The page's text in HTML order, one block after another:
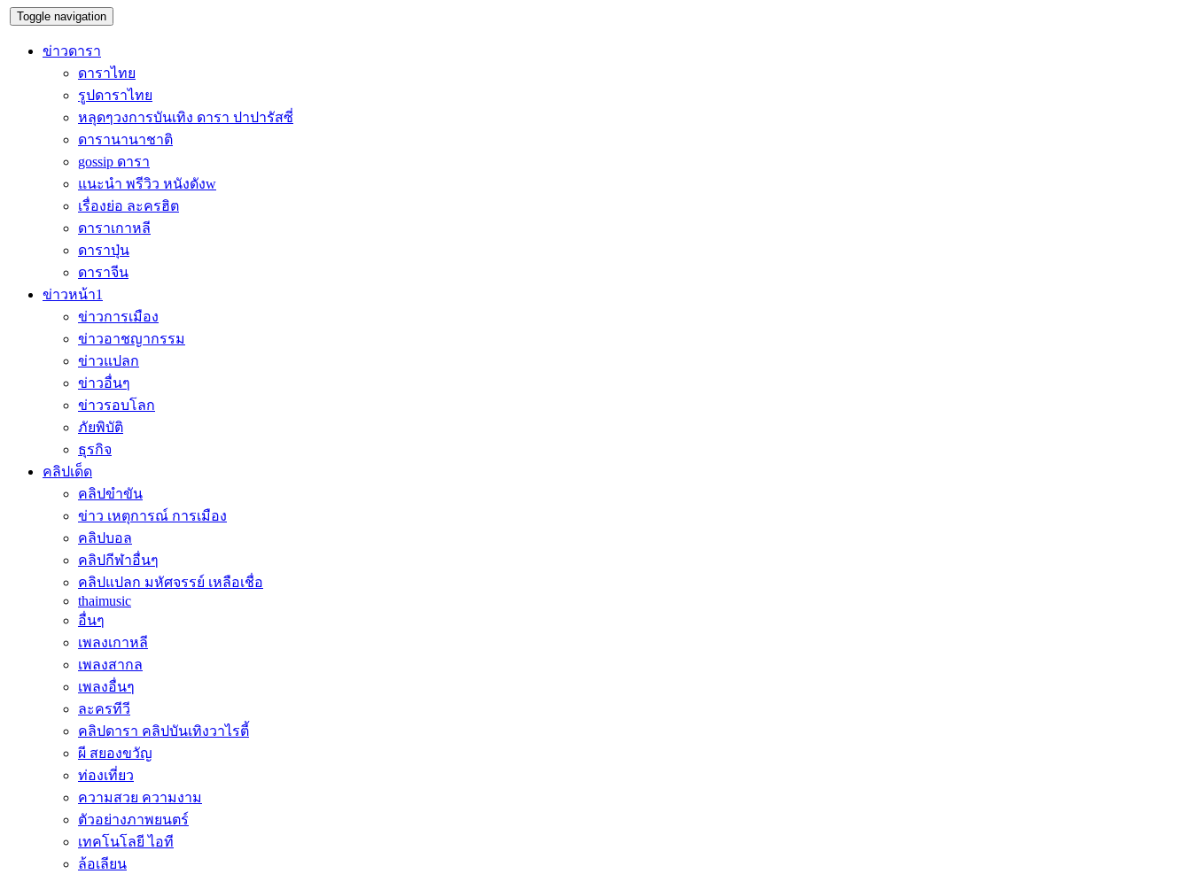
Toggle navigation
ข่าวดารา
ดาราไทย
รูปดาราไทย
หลุดๆวงการบันเทิง ดารา ปาปารัสซี่
ดารานานาชาติ
gossip ดารา
แนะนำ พรีวิว หนังดังw
เรื่องย่อ ละครฮิต
ดาราเกาหลี
ดาราปุ่น
ดาราจีน
ข่าวหน้า1
ข่าวการเมือง
ข่าวอาชญากรรม
ข่าวแปลก
ข่าวอื่นๆ
ข่าวรอบโลก
ภัยพิบัติ
ธุรกิจ
คลิปเด็ด
คลิปขำขัน
ข่าว เหตุการณ์ การเมือง
คลิปบอล
คลิปกีฬาอื่นๆ
คลิปแปลก มหัศจรรย์ เหลือเชื่อ
thaimusic
อื่นๆ
เพลงเกาหลี
เพลงสากล
เพลงอื่นๆ
ละครทีวี
คลิปดารา คลิปบันเทิงวาไรตี้
ผี สยองขวัญ
ท่องเที่ยว
ความสวย ความงาม
ตัวอย่างภาพยนตร์
เทคโนโลยี ไอที
ล้อเลียน